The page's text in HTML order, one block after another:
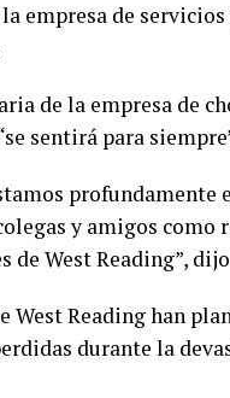
empresa de
de la empresa de
sentirá para
profundamente
y amigos
de West Reading”,
West Reading han
durante la